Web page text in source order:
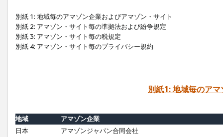
別紙 1: 地域毎のアマゾン企業およびアマゾン・サイト
別紙 2: アマゾン・サイト毎の準拠法および紛争規定
別紙 3: アマゾン・サイト毎の税規定
別紙 4: アマゾン・サイト毎のプライバシー規約
別紙1: 地域毎のア
地域
アマゾン企業
日本
アマゾンジャパン合同会社